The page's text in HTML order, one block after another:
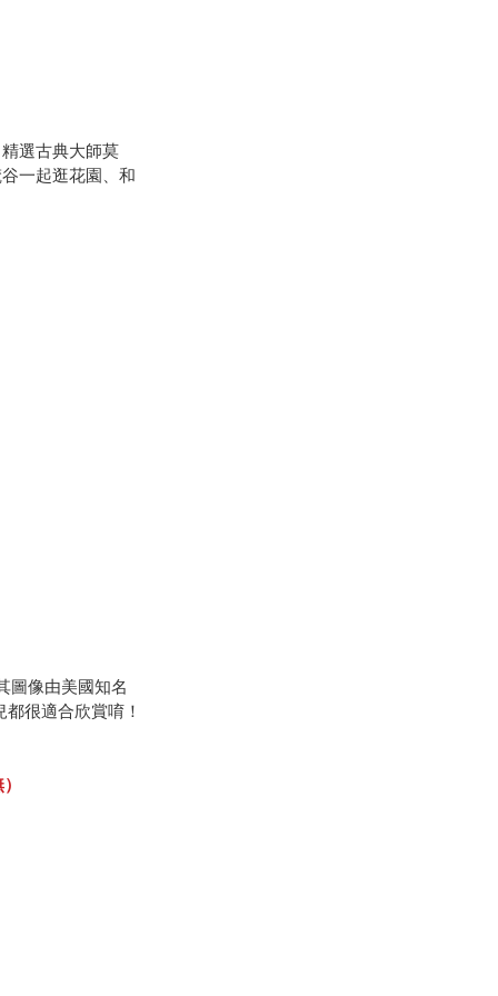
選古典大師莫
一起逛花園、和
圖像由美國知名
很適合欣賞唷！